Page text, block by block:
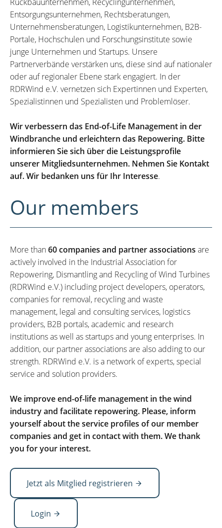
Entsorgungsunternehmen, Rechtsberatungen,
Unternehmensberatungen, Logistikunternehmen, B2B-
Portale, Hochschulen und Forschungsinstitute sowie
junge Unternehmen und Startups. Unsere
Partnerverbände verstärken uns, diese sind auf nationaler
oder auf regionaler Ebene stark engagiert. In der
RDRWind e.V. vernetzen sich Expertinnen und Experten,
Spezialistinnen und Spezialisten und Problemlöser.
Wir verbessern das End-of-Life Management in der
Windbranche und erleichtern das Repowering. Bitte
informieren Sie sich über die Leistungsprofile
unserer Mitgliedsunternehmen. Nehmen Sie Kontakt
auf. Wir bedanken uns für Ihr Interesse.
Our members
More than60 companies and partner associations are
actively involved in the Industrial Association for
Repowering, Dismantling and Recycling of Wind Turbines
(RDRWind e.V.) including project developers, operators,
companies for removal, recycling and waste
management, legal and consulting services, logistics
providers, B2B portals, academic and research
institutions as well as startups and young enterprises. In
addition, our partner associations are also adding to our
strength. RDRWind e.V. is a network of experts, special
service and solution providers.
We improve end-of-life management in the wind
industry and facilitate repowering. Please, inform
yourself about the service profiles of our member
companies and get in contact with them. We thank
you for your interest.
Jetzt als Mitglied registrieren
Login